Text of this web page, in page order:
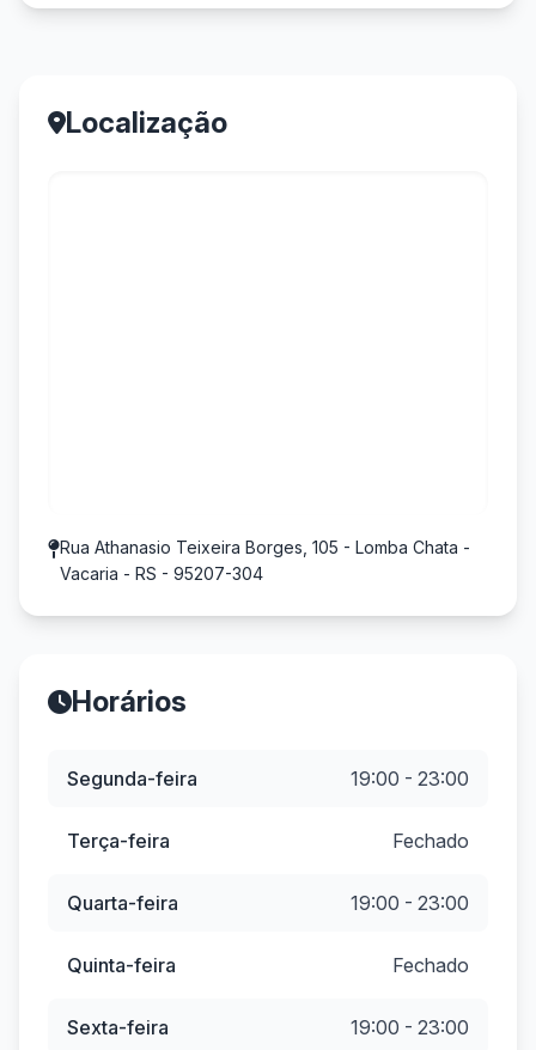
Localização
Rua Athanasio Teixeira Borges, 105 - Lomba Chata -
Vacaria - RS - 95207-304
Horários
Segunda-feira 19:00 - 23:00
Terça-feira Fechado
Quarta-feira 19:00 - 23:00
Quinta-feira Fechado
Sexta-feira 19:00 - 23:00